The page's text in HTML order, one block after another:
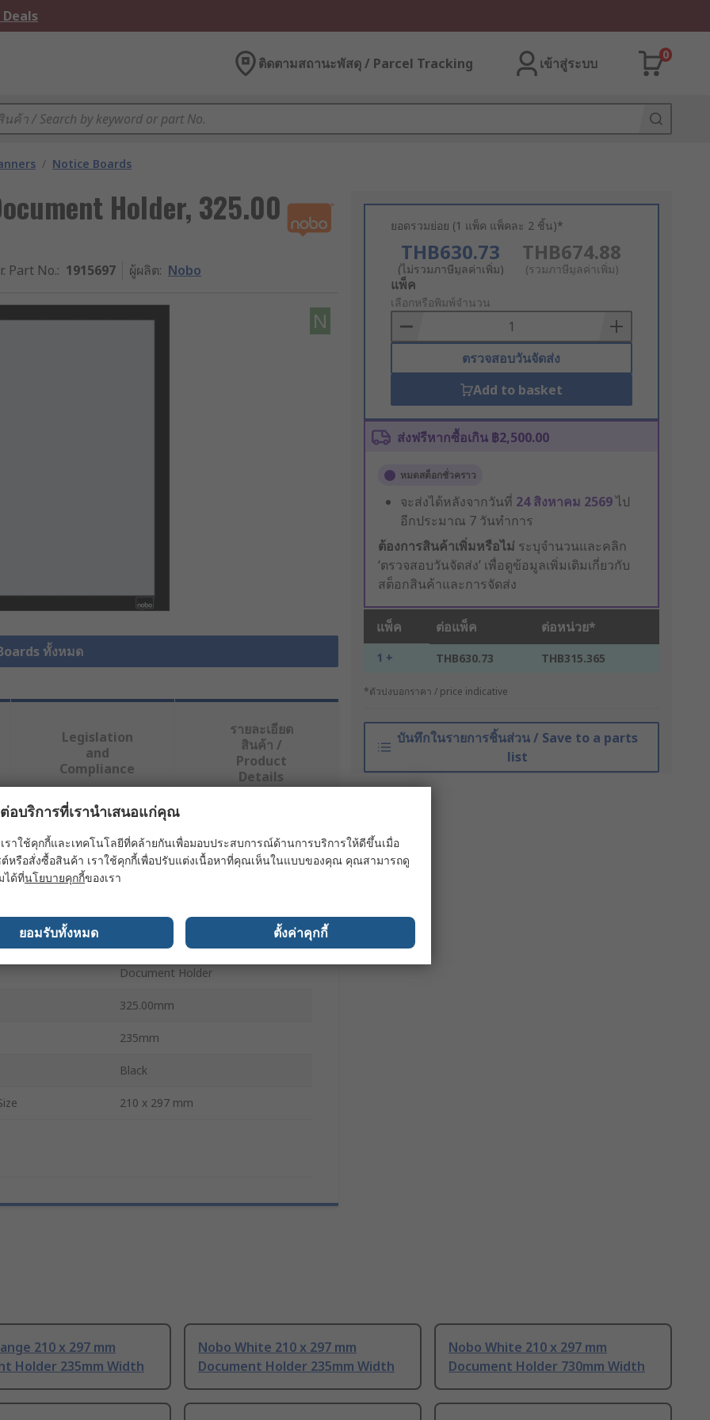
ติดตามสถานะพัสดุ / Parcel Tracking เข้าสู่ระบบ
0
/ Notice Boards
Holder, 325.00
Part No.: 1915697 ผู้ผลิต: Nobo
N
ทั้งหมด
ยอดรวมย่อย (1 แพ็ค แพ็คละ 2 ชิ้น)*
THB630.73
(ไม่รวมภาษีมูลค่าเพิ่ม)
THB674.88
(รวมภาษีมูลค่าเพิ่ม)
Add
to
Basket
แพ็ค
เลือกหรือพิมพ์จำนวน
ตรวจสอบวันจัดส่ง
Add to basket
ส่งฟรีหากซื้อเกิน ฿2,500.00
หมดสต็อกชั่วคราว
จะส่งได้หลังจากวันที่ 24 สิงหาคม 2569ไป
อีกประมาณ 7 วันทำการ
ต้องการสินค้าเพิ่มหรือไม่ ระบุจำนวนและคลิก
‘ตรวจสอบวันจัดส่ง’ เพื่อดูข้อมูลเพิ่มเติมเกี่ยวกับ
สต็อกสินค้าและการจัดส่ง
แพ็ค ต่อแพ็ค ต่อหน่วย*
1 + THB630.73 THB315.365
*ตัวบ่งบอกราคา / price indicative
บันทึกในรายการชิ้นส่วน / Save to a parts
list
Legislation
and
Compliance
รายละเอียด
สินค้า /
Product
Details
งน้อยหนึ่งรายการ
ค่า
Document Holder
Document Holder
325.00mm
235mm
Black
210 x 297 mm
210 x 297 mm
Holder 235mm Width
Nobo White 210 x 297 mm
Document Holder 235mm Width
Nobo White 210 x 297 mm
Document Holder 730mm Width
อบริการที่เรานำเสนอแก่คุณ
ราใช้คุกกี้และเทคโนโลยีที่คล้ายกันเพื่อมอบประสบการณ์ด้านการบริการให้ดีขึ้นเมื่อ
หรือสั่งซื้อสินค้า เราใช้คุกกี้เพื่อปรับแต่งเนื้อหาที่คุณเห็นในแบบของคุณ คุณสามารถดู
ได้ที่นโยบายคุกกี้ของเรา
ยอมรับทั้งหมด ตั้งค่าคุกกี้